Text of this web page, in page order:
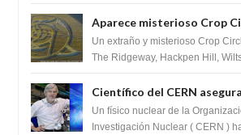
Aparece misterioso Crop
Unido 23 de junio 2016
Un extraño y misterioso Crop
The Ridgeway, Hackpen Hill,
Científico del CERN
ayudado por seres de luz
prueba del Colisionador de
Un físico nuclear de la
Investigación Nuclear ( CERN )